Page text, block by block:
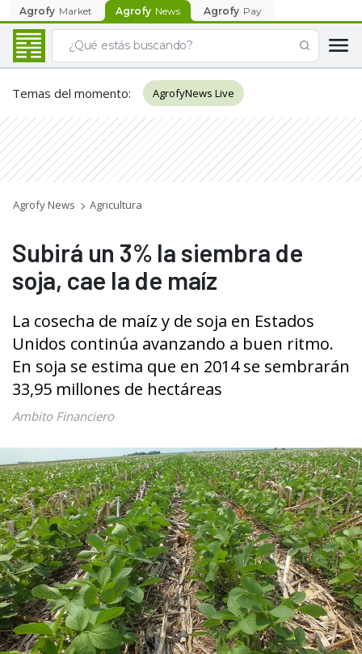
Agrofy Market Agrofy News Agrofy Pay
Temas del momento: AgrofyNews Live
Agrofy News Agricultura
Subirá un 3% la siembra de
soja, cae la de maíz
La cosecha de maíz y de soja en Estados
Unidos continúa avanzando a buen ritmo.
En soja se estima que en 2014 se sembrarán
33,95 millones de hectáreas
Ambito Financiero